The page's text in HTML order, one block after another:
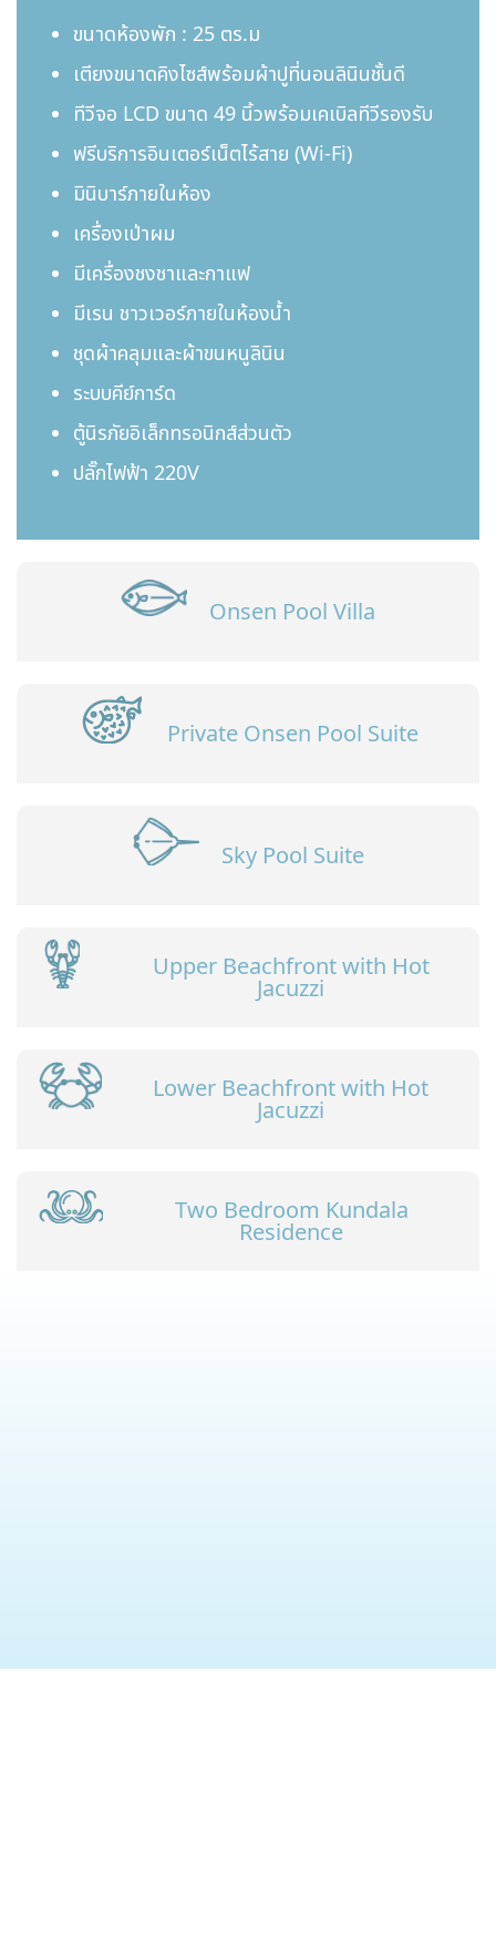
ขนาดห้องพัก : 25 ตร.ม
เตียงขนาดคิงไซส์พร้อมผ้าปูที่นอนลินินชั้นดี
ทีวีจอ LCD ขนาด 49 นิ้วพร้อมเคเบิลทีวีรองรับ
ฟรีบริการอินเตอร์เน็ตไร้สาย (Wi-Fi)
มินิบาร์ภายในห้อง
เครื่องเป่าผม
มีเครื่องชงชาและกาแฟ
มีเรน ชาวเวอร์ภายในห้องน้ำ
ชุดผ้าคลุมและผ้าขนหนูลินิน
ระบบคีย์การ์ด
ตู้นิรภัยอิเล็กทรอนิกส์ส่วนตัว
ปลั๊กไฟฟ้า 220V
Onsen Pool Villa
Private Onsen Pool Suite
Sky Pool Suite
Upper Beachfront with Hot
Jacuzzi
Lower Beachfront with Hot
Jacuzzi
Two Bedroom Kundala
Residence